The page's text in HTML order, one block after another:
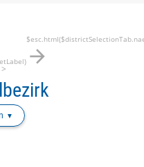
arrow_forward